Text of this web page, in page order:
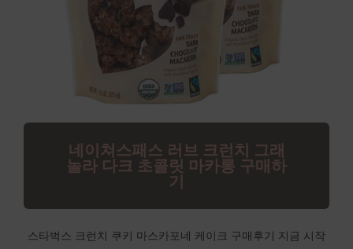
네이쳐스패스 러브 크런치 그래
놀라 다크 초콜릿 마카롱 구매하
기
스타벅스 크런치 쿠키 마스카포네 케이크 구매후기 지금 시작